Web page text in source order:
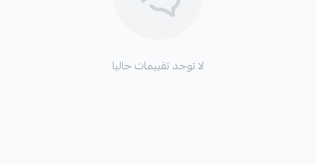
لا توجد تقييمات حاليا